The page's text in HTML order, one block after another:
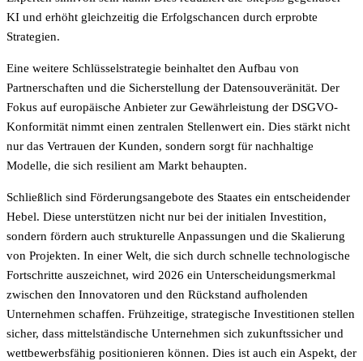
KI und erhöht gleichzeitig die Erfolgschancen durch erprobte
Strategien.
Eine weitere Schlüsselstrategie beinhaltet den Aufbau von
Partnerschaften und die Sicherstellung der Datensouveränität. Der
Fokus auf europäische Anbieter zur Gewährleistung der DSGVO-
Konformität nimmt einen zentralen Stellenwert ein. Dies stärkt nicht
nur das Vertrauen der Kunden, sondern sorgt für nachhaltige
Modelle, die sich resilient am Markt behaupten.
Schließlich sind Förderungsangebote des Staates ein entscheidender
Hebel. Diese unterstützen nicht nur bei der initialen Investition,
sondern fördern auch strukturelle Anpassungen und die Skalierung
von Projekten. In einer Welt, die sich durch schnelle technologische
Fortschritte auszeichnet, wird 2026 ein Unterscheidungsmerkmal
zwischen den Innovatoren und den Rückstand aufholenden
Unternehmen schaffen. Frühzeitige, strategische Investitionen stellen
sicher, dass mittelständische Unternehmen sich zukunftssicher und
wettbewerbsfähig positionieren können. Dies ist auch ein Aspekt, der